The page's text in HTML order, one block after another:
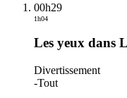
00h29
1h04
Les yeux dans
Divertissement
-Tout